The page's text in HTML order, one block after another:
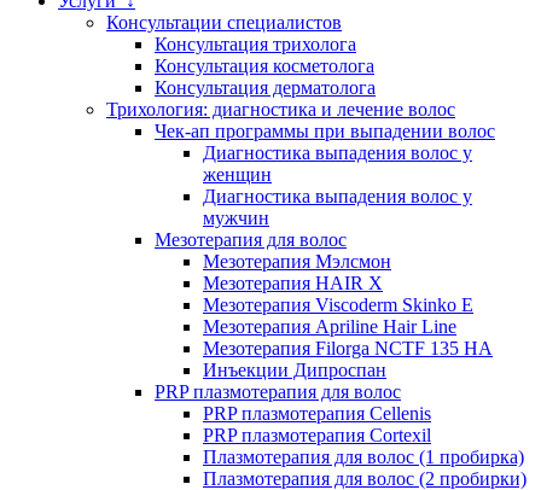
Консультации специалистов
Консультация трихолога
Консультация косметолога
Консультация дерматолога
Трихология: диагностика и лечение волос
Чек-ап программы при выпадении волос
Диагностика выпадения волос у
женщин
Диагностика выпадения волос у
мужчин
Мезотерапия для волос
Мезотерапия Мэлсмон
Мезотерапия HAIR X
Мезотерапия Viscoderm Skinko E
Мезотерапия Apriline Hair Line
Мезотерапия Filorga NCTF 135 HA
Инъекции Дипроспан
PRP плазмотерапия для волос
PRP плазмотерапия Cellenis
PRP плазмотерапия Cortexil
Плазмотерапия для волос (1 пробирка)
Плазмотерапия для волос (2 пробирки)